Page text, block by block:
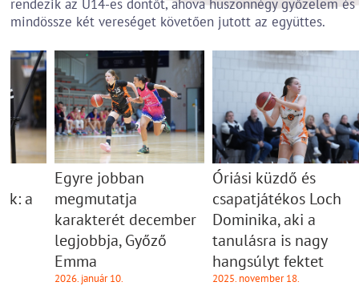
rendezik az U14-es döntőt, ahova huszonnégy győzelem és
mindössze két vereséget követően jutott az együttes.
a
Egyre jobban
megmutatja
karakterét december
legjobbja, Győző
Emma
2026. január 10.
Óriási küzdő és
csapatjátékos Loch
Dominika, aki a
tanulásra is nagy
hangsúlyt fektet
2025. november 18.